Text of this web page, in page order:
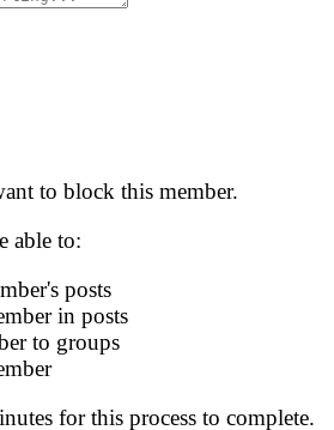
to block this member.
able to:
posts
in posts
to groups
for this process to complete.